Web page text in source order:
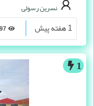
نسرین رسولی
1 هفته پیش
1